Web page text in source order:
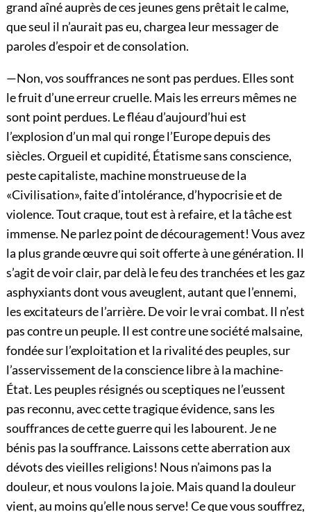
grand aîné auprès de ces jeunes gens prêtait le calme,
que seul il n’aurait pas eu, chargea leur messager de
paroles d’espoir et de consolation.
—Non, vos souffrances ne sont pas perdues. Elles sont
le fruit d’une erreur cruelle. Mais les erreurs mêmes ne
sont point perdues. Le fléau d’aujourd’hui est
l’explosion d’un mal qui ronge l’Europe depuis des
siècles. Orgueil et cupidité, Étatisme sans conscience,
peste capitaliste, machine monstrueuse de la
«Civilisation», faite d’intolérance, d’hypocrisie et de
violence. Tout craque, tout est à refaire, et la tâche est
immense. Ne parlez point de découragement! Vous avez
la plus grande œuvre qui soit offerte à une génération. Il
s’agit de voir clair, par delà le feu des tranchées et les gaz
asphyxiants dont vous aveuglent, autant que l’ennemi,
les excitateurs de l’arrière. De voir le vrai combat. Il n’est
pas contre un peuple. Il est contre une société malsaine,
fondée sur l’exploitation et la rivalité des peuples, sur
l’asservissement de la conscience libre à la machine-
État. Les peuples résignés ou sceptiques ne l’eussent
pas reconnu, avec cette tragique évidence, sans les
souffrances de cette guerre qui les labourent. Je ne
bénis pas la souffrance. Laissons cette aberration aux
dévots des vieilles religions! Nous n’aimons pas la
douleur, et nous voulons la joie. Mais quand la douleur
vient, au moins qu’elle nous serve! Ce que vous souffrez,